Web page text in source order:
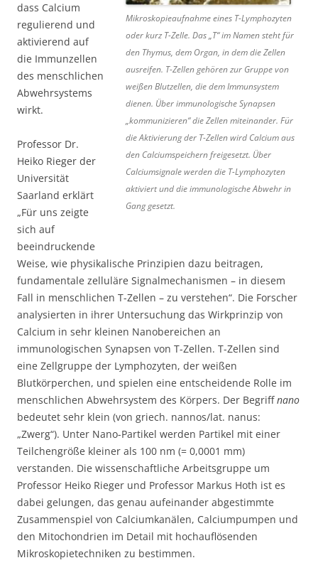
Mikroskopieaufnahme eines T-Lymphozyten
oder kurz T-Zelle. Das „T“ im Namen steht für
den Thymus, dem Organ, in dem die Zellen
ausreifen. T-Zellen gehören zur Gruppe von
weißen Blutzellen, die dem Immunsystem
dienen. Über immunologische Synapsen
„kommunizieren“ die Zellen miteinander. Für
die Aktivierung der T-Zellen wird Calcium aus
den Calciumspeichern freigesetzt. Über
Calciumsignale werden die T-Lymphozyten
aktiviert und die immunologische Abwehr in
Gang gesetzt.
dass Calcium
regulierend und
aktivierend auf
die Immunzellen
des menschlichen
Abwehrsystems
wirkt.
Professor Dr.
Heiko Rieger der
Universität
Saarland erklärt
„Für uns zeigte
sich auf
beeindruckende
Weise, wie physikalische Prinzipien dazu beitragen,
fundamentale zelluläre Signalmechanismen – in diesem
Fall in menschlichen T-Zellen – zu verstehen“. Die Forscher
analysierten in ihrer Untersuchung das Wirkprinzip von
Calcium in sehr kleinen Nanobereichen an
immunologischen Synapsen von T-Zellen. T-Zellen sind
eine Zellgruppe der Lymphozyten, der weißen
Blutkörperchen, und spielen eine entscheidende Rolle im
menschlichen Abwehrsystem des Körpers. Der Begriffnano
bedeutet sehr klein (von griech. nannos/lat. nanus:
„Zwerg“). Unter Nano-Partikel werden Partikel mit einer
Teilchengröße kleiner als 100 nm (= 0,0001 mm)
verstanden. Die wissenschaftliche Arbeitsgruppe um
Professor Heiko Rieger und Professor Markus Hoth ist es
dabei gelungen, das genau aufeinander abgestimmte
Zusammenspiel von Calciumkanälen, Calciumpumpen und
den Mitochondrien im Detail mit hochauflösenden
Mikroskopietechniken zu bestimmen.